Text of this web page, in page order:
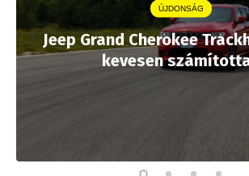
ÚJDONSÁG
Jeep Grand Cherokee
kevesen